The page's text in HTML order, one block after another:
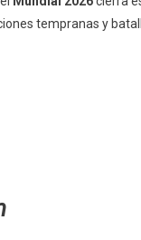
tempranas y